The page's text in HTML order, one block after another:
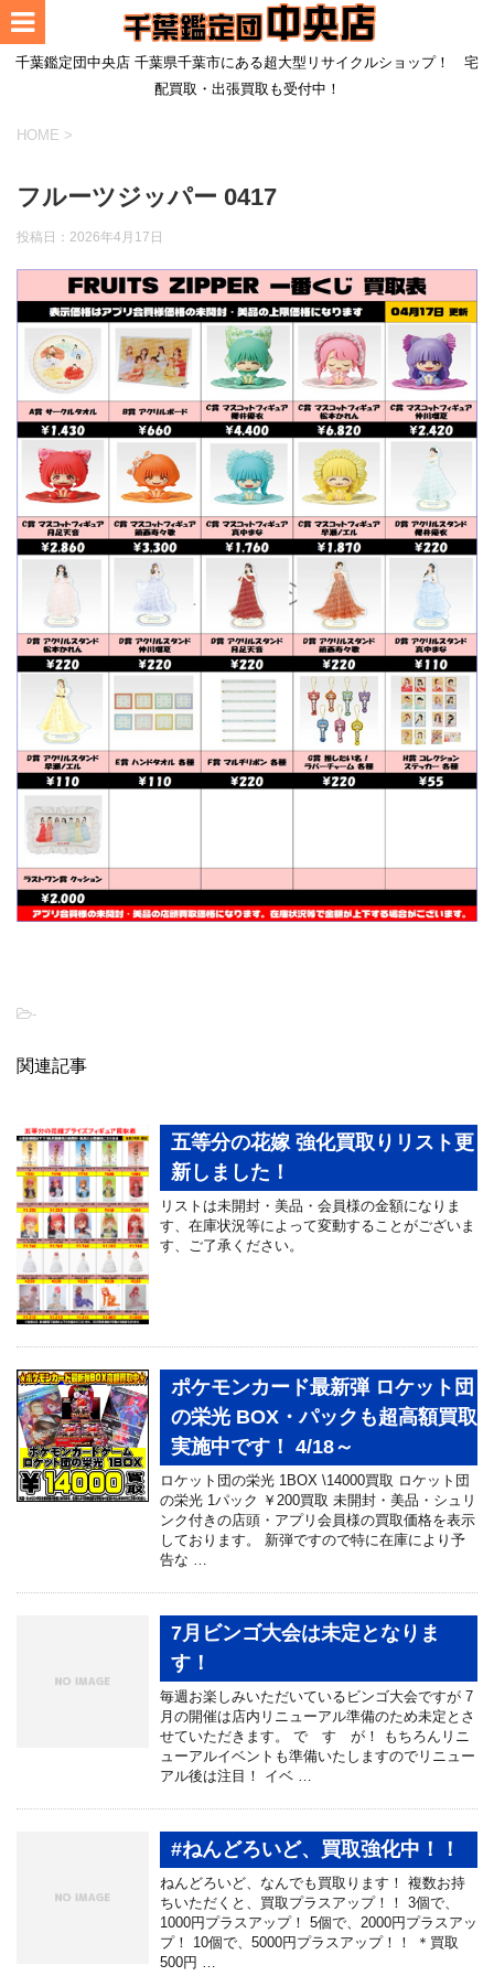
千葉鑑定団中央店 千葉県千葉市にある超大型リサイクルショップ！ 宅
配買取・出張買取も受付中！
HOME >
フルーツジッパー 0417
投稿日： 2026年4月17日
-
関連記事
五等分の花嫁 強化買取りリスト更
新しました！
リストは未開封・美品・会員様の金額になりま
す、在庫状況等によって変動することがございま
す、ご了承ください。
ポケモンカード最新弾 ロケット団
の栄光 BOX・パックも超高額買取
実施中です！ 4/18～
ロケット団の栄光 1BOX \14000買取 ロケット団
の栄光 1パック ￥200買取 未開封・美品・シュリ
ンク付きの店頭・アプリ会員様の買取価格を表示
しております。 新弾ですので特に在庫により予
告な …
7月ビンゴ大会は未定となりま
す！
毎週お楽しみいただいているビンゴ大会ですが 7
月の開催は店内リニューアル準備のため未定とさ
せていただきます。 で す が！ もちろんリニ
ューアルイベントも準備いたしますのでリニュー
アル後は注目！ イベ …
#ねんどろいど、買取強化中！！
ねんどろいど、なんでも買取ります！ 複数お持
ちいただくと、買取プラスアップ！！ 3個で、
1000円プラスアップ！ 5個で、2000円プラスアッ
プ！ 10個で、5000円プラスアップ！！ ＊買取
500円 …